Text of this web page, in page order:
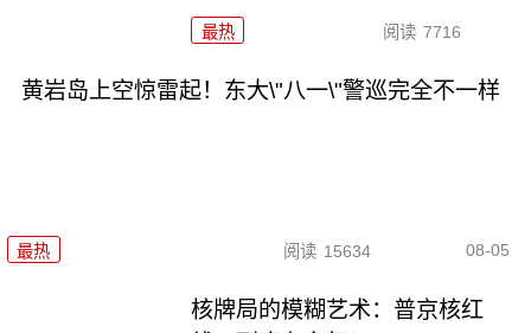
最热 阅读 7716
黄岩岛上空惊雷起！东大\"八一\"警巡完全不一样
最热 阅读 15634 08-05
核牌局的模糊艺术：普京核红